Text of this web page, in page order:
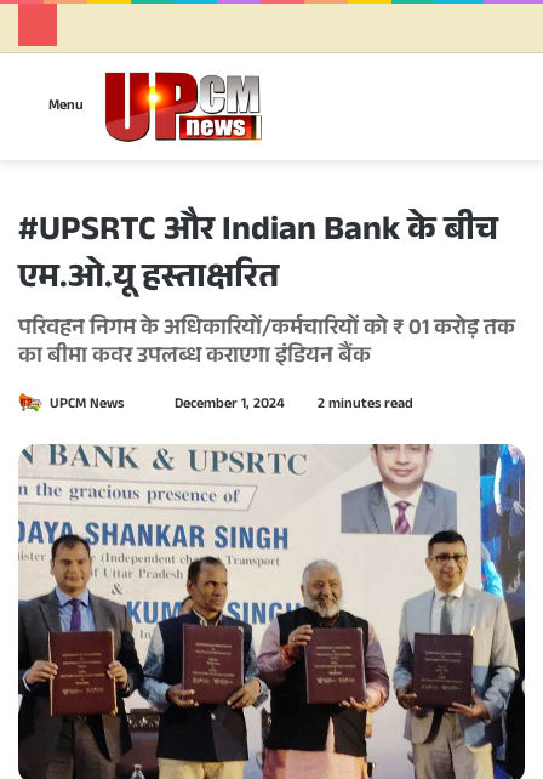
Menu
#UPSRTC और Indian Bank के बीच
एम.ओ.यू हस्ताक्षरित
परिवहन निगम के अधिकारियों/कर्मचारियों को ₹ 01 करोड़ तक
का बीमा कवर उपलब्ध कराएगा इंडियन बैंक
UPCM News
d
a
n
e
m
a
i
l
December 1, 2024 2 minutes read